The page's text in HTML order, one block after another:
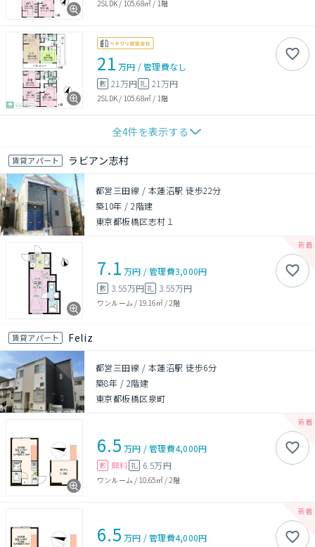
2SLDK / 105.68㎡ / 1階
21 万円 /管理費なし
敷 21万円 礼 21万円
2SLDK / 105.68㎡ / 1階
全4件を表示する
賃貸アパート ラビアン志村
都営三田線 / 本蓮沼駅 徒歩22分
築10年 /2階建
東京都板橋区志村１
7.1 万円 /管理費3,000円
敷 3.55万円 礼 3.55万円
ワンルーム / 19.16㎡/ 2階
賃貸アパート Feliz
都営三田線 / 本蓮沼駅 徒歩6分
築8年 / 2階建
東京都板橋区泉町
6.5 万円 /管理費4,000円
敷 無料 礼 6.5万円
ワンルーム / 10.65㎡/ 2階
6.5 万円 /管理費4,000円